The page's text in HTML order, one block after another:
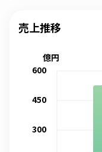
売上推移
300
450
600
億円